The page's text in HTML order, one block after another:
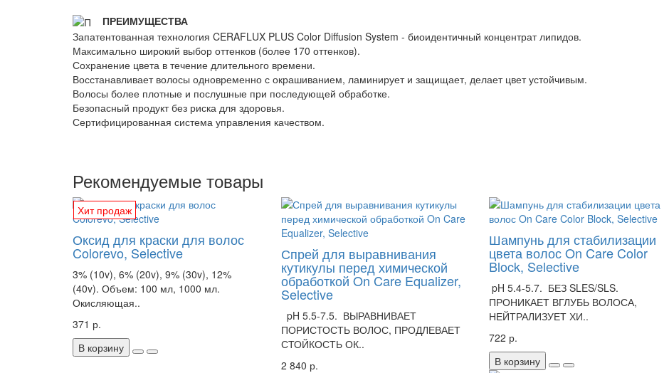
ПРЕИМУЩЕСТВА
Запатентованная технология CERAFLUX PLUS Color Diffusion System - биоидентичный концентрат липидов.
Максимально широкий выбор оттенков (более 170 оттенков).
Сохранение цвета в течение длительного времени.
Восстанавливает волосы одновременно с окрашиванием, ламинирует и защищает, делает цвет устойчивым.
Волосы более плотные и послушные при последующей обработке.
Безопасный продукт без риска для здоровья.
Сертифицированная система управления качеством.
Рекомендуемые товары
Хит продаж
Оксид для краски для волос
Colorevo, Selective
3% (10v), 6% (20v), 9% (30v), 12%
(40v). Объем: 100 мл, 1000 мл.
Окисляющая..
371 р.
В корзину
Спрей для выравнивания
кутикулы перед химической
обработкой On Care Equalizer,
Selective
pH 5.5-7.5. ВЫРАВНИВАЕТ
ПОРИСТОСТЬ ВОЛОС, ПРОДЛЕВАЕТ
СТОЙКОСТЬ ОК..
2 840 р.
Шампунь для стабилизации
цвета волос On Care Color
Block, Selective
pH 5.4-5.7. БЕЗ SLES/SLS.
ПРОНИКАЕТ ВГЛУБЬ ВОЛОСА,
НЕЙТРАЛИЗУЕТ ХИ..
722 р.
В корзину